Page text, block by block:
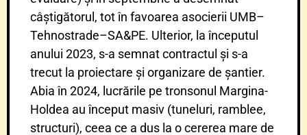
câștigătorul, tot în favoarea asocierii UMB–
Tehnostrade–SA&PE. Ulterior, la începutul
anului 2023, s-a semnat contractul și s-a
trecut la proiectare și organizare de șantier.
Abia în 2024, lucrările pe tronsonul Margina-
Holdea au început masiv (tuneluri, ramblee,
structuri), ceea ce a dus la o cererea mare de